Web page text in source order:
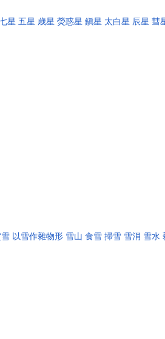
星 五星 歳星 熒惑星 鎭星 太白星 辰星 彗
以雪作雜物形 雪山 食雪 掃雪 雪消 雪水